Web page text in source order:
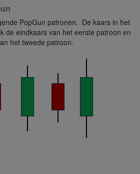
PopGun patronen. De kaars in het
de eindkaars van het eerste patroon en
het tweede patroon.